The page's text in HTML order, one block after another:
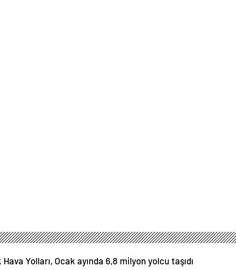
Hava Yolları, Ocak ayında 6,8 milyon yolcu taşıdı